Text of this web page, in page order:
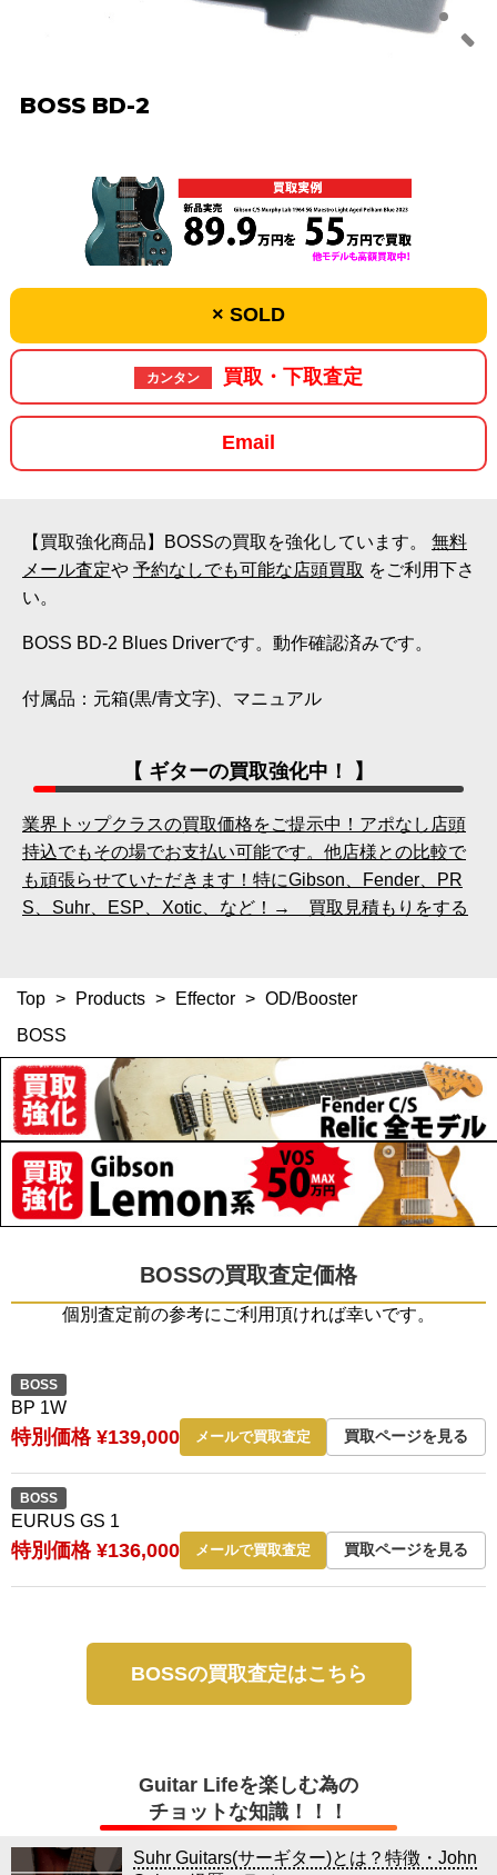
BOSS BD-2
× SOLD
カンタン 買取・下取査定
Email
【買取強化商品】BOSSの買取を強化しています。 無料
メール査定や 予約なしでも可能な店頭買取 をご利用下さ
い。
BOSS BD-2 Blues Driverです。動作確認済みです。
付属品：元箱(黒/青文字)、マニュアル
【 ギターの買取強化中！ 】
業界トップクラスの買取価格をご提示中！アポなし店頭
持込でもその場でお支払い可能です。他店様との比較で
も頑張らせていただきます！特にGibson、Fender、PR
S、Suhr、ESP、Xotic、など！→ 買取見積もりをする
Top > Products > Effector > OD/Booster
BOSS
BOSSの買取査定価格
個別査定前の参考にご利用頂ければ幸いです。
BOSS
BP 1W
特別価格 ¥139,000 メールで買取査定 買取ページを見る
BOSS
EURUS GS 1
特別価格 ¥136,000 メールで買取査定 買取ページを見る
BOSSの買取査定はこちら
Guitar Lifeを楽しむ為の
チョットな知識！！！
Suhr Guitars(サーギター)とは？特徴・John